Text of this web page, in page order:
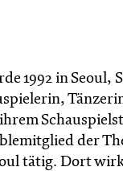
1992 in Seoul,
der
tätig. Dort